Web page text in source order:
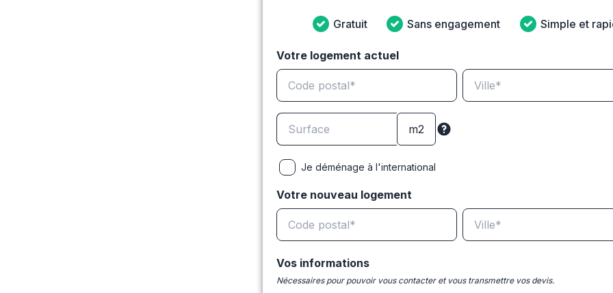
Gratuit Sans engagement Simple et
Votre logement actuel
Je déménage à l'international
Votre nouveau logement
Vos informations
Nécessaires pour pouvoir vous contacter et vous transmettre vos devis.